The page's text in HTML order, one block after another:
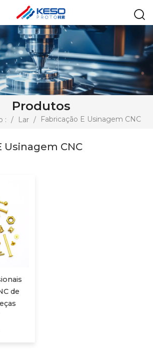
Produtos
: / Lar / Fabricação E Usinagem CNC
Usinagem CNC
de